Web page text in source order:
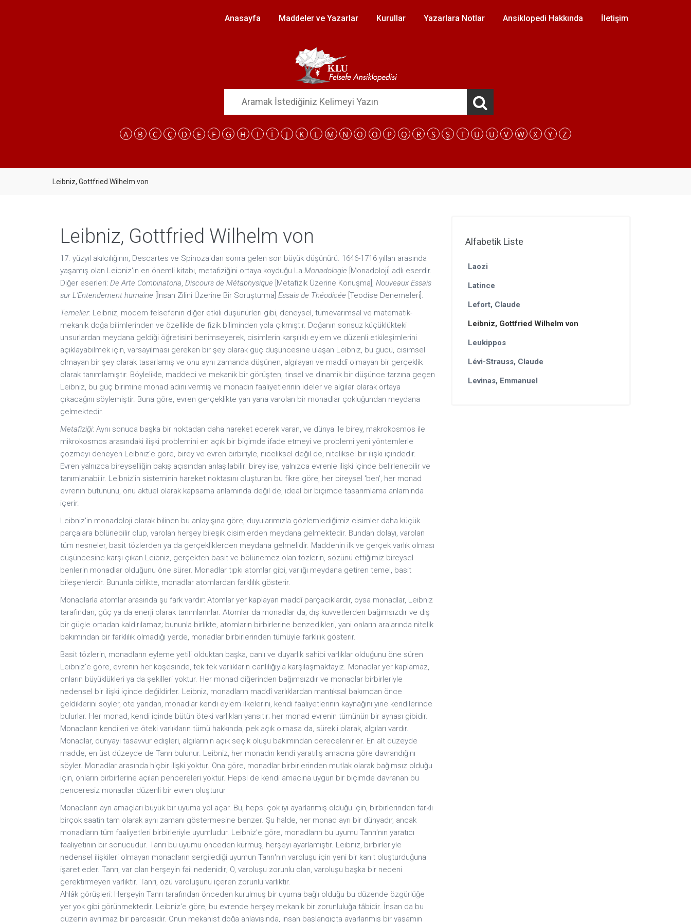
Anasayfa Maddeler ve Yazarlar Kurullar Yazarlara Notlar Ansiklopedi Hakkında İletişim
A B C Ç D E F G H I I J K L M N O Ö P Q R S Ş T U Ü V W X Y Z
Leibniz, Gottfried Wilhelm von
Leibniz, Gottfried Wilhelm von
17. yüzyıl akılcılığının, Descartes ve Spinoza'dan sonra gelen son büyük düşünürü. 1646-1716 yıllan arasında
yaşamış olan Leibniz'in en önemli kitabı, metafiziğini ortaya koyduğu La Monadologie [Monadoloji] adlı eserdir.
Diğer eserleri: De Arte Combinatoria, Discours de Métaphysique [Metafizik Üzerine Konuşma], Nouveaux Essais
sur L'Entendement humaine [İnsan Zilini Üzerine Bir Soruşturma] Essais de Théodicée [Teodise Denemeleri].
Temeller: Leibniz, modern felsefenin diğer etkili düşünürleri gibi, deneysel, tümevarımsal ve matematik-
mekanik doğa bilimlerinden ve özellikle de fizik biliminden yola çıkmıştır. Doğanın sonsuz küçüklükteki
unsurlardan meydana geldiği öğretisini benimseyerek, cisimlerin karşılıklı eylem ve düzenli etkileşimlerini
açıklayabilmek için, varsayılması gereken bir şey olarak güç düşüncesine ulaşan Leibniz, bu gücü, cisimsel
olmayan bir şey olarak tasarlamış ve onu aynı zamanda düşünen, algılayan ve maddî olmayan bir gerçeklik
olarak tanımlamıştır. Böylelikle, maddeci ve mekanik bir görüşten, tinsel ve dinamik bir düşünce tarzına geçen
Leibniz, bu güç birimine monad adını vermiş ve monadın faaliyetlerinin ideler ve algılar olarak ortaya
çıkacağını söylemiştir. Buna göre, evren gerçeklikte yan yana varolan bir monadlar çokluğundan meydana
gelmektedir.
Metafiziği: Aynı sonuca başka bir noktadan daha hareket ederek varan, ve dünya ile birey, makrokosmos ile
mikrokosmos arasındaki ilişki problemini en açık bir biçimde ifade etmeyi ve problemi yeni yöntemlerle
çözmeyi deneyen Leibniz'e göre, birey ve evren birbiriyle, niceliksel değil de, niteliksel bir ilişki içindedir.
Evren yalnızca bireyselliğin bakış açısından anlaşılabilir; birey ise, yalnızca evrenle ilişki içinde belirlenebilir ve
tanımlanabilir. Leibniz'in sisteminin hareket noktasını oluşturan bu fikre göre, her bireysel 'ben', her monad
evrenin bütününü, onu aktüel olarak kapsama anlamında değil de, ideal bir biçimde tasarımlama anlamında
içerir.
Leibniz'in monadoloji olarak bilinen bu anlayışına göre, duyularımızla gözlemlediğimiz cisimler daha küçük
parçalara bölünebilir olup, varolan herşey bileşik cisimlerden meydana gelmektedir. Bundan dolayı, varolan
tüm nesneler, basit tözlerden ya da gerçekliklerden meydana gelmelidir. Maddenin ilk ve gerçek varlık olması
düşüncesine karşı çıkan Leibniz, gerçekten basit ve bölünemez olan tözlerin, sözünü ettiğimiz bireysel
benlerin monadlar olduğunu öne sürer. Monadlar tıpkı atomlar gibi, varlığı meydana getiren temel, basit
bileşenlerdir. Bununla birlikte, monadlar atomlardan farklılık gösterir.
Monadlarla atomlar arasında şu fark vardır: Atomlar yer kaplayan maddî parçacıklardır, oysa monadlar, Leibniz
tarafından, güç ya da enerji olarak tanımlanırlar. Atomlar da monadlar da, dış kuvvetlerden bağımsızdır ve dış
bir güçle ortadan kaldırılamaz; bununla birlikte, atomların birbirlerine benzedikleri, yani onların aralarında nitelik
bakımından bir farklılık olmadığı yerde, monadlar birbirlerinden tümüyle farklılık gösterir.
Basit tözlerin, monadların eyleme yetili olduktan başka, canlı ve duyarlık sahibi varlıklar olduğunu öne süren
Leibniz'e göre, evrenin her köşesinde, tek tek varlıkların canlılığıyla karşılaşmaktayız. Monadlar yer kaplamaz,
onların büyüklükleri ya da şekilleri yoktur. Her monad diğerinden bağımsızdır ve monadlar birbirleriyle
nedensel bir ilişki içinde değildirler. Leibniz, monadların maddî varlıklardan mantıksal bakımdan önce
geldiklerini söyler, öte yandan, monadlar kendi eylem ilkelerini, kendi faaliyetlerinin kaynağını yine kendilerinde
bulurlar. Her monad, kendi içinde bütün öteki varlıkları yansıtır; her monad evrenin tümünün bir aynası gibidir.
Monadların kendileri ve öteki varlıkların tümü hakkında, pek açık olmasa da, sürekli olarak, algıları vardır.
Monadlar, dünyayı tasavvur edişleri, algılarının açık seçik oluşu bakımından derecelenirler. En alt düzeyde
madde, en üst düzeyde de Tanrı bulunur. Leibniz, her monadın kendi yaratılış amacına göre davrandığını
söyler. Monadlar arasında hiçbir ilişki yoktur. Ona göre, monadlar birbirlerinden mutlak olarak bağımsız olduğu
için, onların birbirlerine açılan pencereleri yoktur. Hepsi de kendi amacına uygun bir biçimde davranan bu
penceresiz monadlar düzenli bir evren oluşturur
Monadların ayrı amaçları büyük bir uyuma yol açar. Bu, hepsi çok iyi ayarlanmış olduğu için, birbirlerinden farklı
birçok saatin tam olarak aynı zamanı göstermesine benzer. Şu halde, her monad ayrı bir dünyadır, ancak
monadların tüm faaliyetleri birbirleriyle uyumludur. Leibniz'e göre, monadların bu uyumu Tanrı'nın yaratıcı
faaliyetinin bir sonucudur. Tanrı bu uyumu önceden kurmuş, herşeyi ayarlamıştır. Leibniz, birbirleriyle
nedensel ilişkileri olmayan monadların sergilediği uyumun Tanrı'nın varoluşu için yeni bir kanıt oluşturduğuna
işaret eder. Tanrı, var olan herşeyin fail nedenidir; O, varoluşu zorunlu olan, varoluşu başka bir nedeni
gerektirmeyen varlıktır. Tanrı, özü varoluşunu içeren zorunlu varlıktır.
Ahlâk görüşleri: Herşeyin Tanrı tarafından önceden kurulmuş bir uyuma bağlı olduğu bu düzende özgürlüğe
yer yok gibi görünmektedir. Leibniz'e göre, bu evrende herşey mekanik bir zorunluluğa tâbidir. İnsan da bu
düzenin ayrılmaz bir parçasıdır. Onun mekanist doğa anlayışında, insan başlangıçta ayarlanmış bir yaşamın
Alfabetik Liste
Laozi
Latince
Lefort, Claude
Leibniz, Gottfried Wilhelm von
Leukippos
Lévi-Strauss, Claude
Levinas, Emmanuel